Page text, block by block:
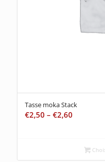
Tasse moka Stack
€2,50 – €2,60